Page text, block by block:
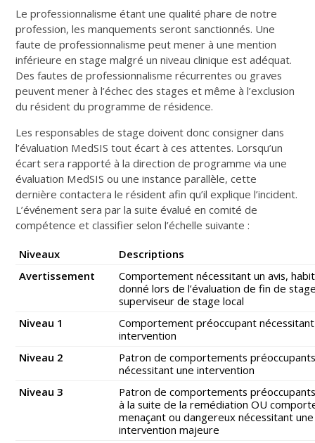
Le professionnalisme étant une qualité phare de notre
profession, les manquements seront sanctionnés. Une
faute de professionnalisme peut mener à une mention
inférieure en stage malgré un niveau clinique est adéquat.
Des fautes de professionnalisme récurrentes ou graves
peuvent mener à l’échec des stages et même à l’exclusion
du résident du programme de résidence.
Les responsables de stage doivent donc consigner dans
l’évaluation MedSIS tout écart à ces attentes. Lorsqu’un
écart sera rapporté à la direction de programme via une
évaluation MedSIS ou une instance parallèle, cette
dernière contactera le résident afin qu’il explique l’incident.
L’événement sera par la suite évalué en comité de
compétence et classifier selon l’échelle suivante :
Niveaux
Descriptions
Avertissement
Comportement nécessitant un avis,
donné lors de l’évaluation de fin de
superviseur de stage local
Niveau 1
Comportement préoccupant
intervention
Niveau 2
Patron de comportements
nécessitant une intervention
Niveau 3
Patron de comportements
à la suite de la remédiation OU
menaçant ou dangereux nécessitant une
intervention majeure